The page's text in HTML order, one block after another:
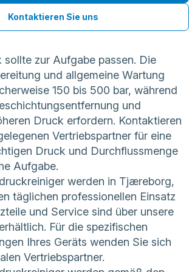
Kontaktieren Sie uns
sollte zur Aufgabe passen. Die
und allgemeine Wartung
150 bis 500 bar, während
und
Druck erfordern. Kontaktieren
Vertriebspartner für eine
Druck und Durchflussmenge
Aufgabe.
werden in Tjæreborg,
täglichen professionellen Einsatz
und Service sind über unsere
Für die spezifischen
Ihres Geräts wenden Sie sich
Vertriebspartner.